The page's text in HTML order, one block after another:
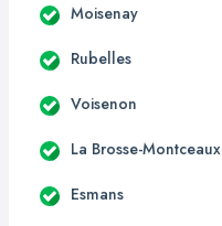
Moisenay
Rubelles
Voisenon
La Brosse-Montceaux
Esmans